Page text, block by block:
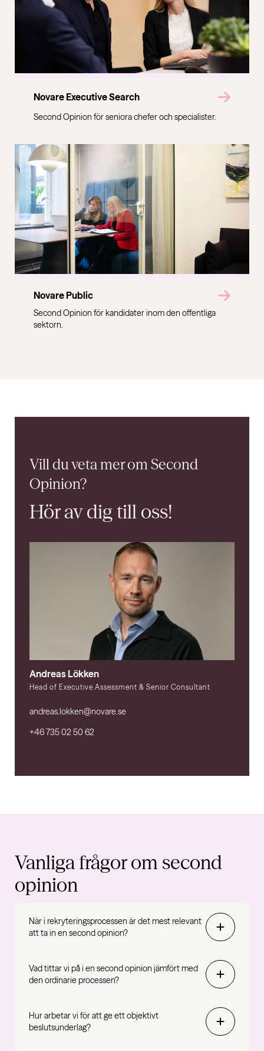
Novare Executive Search
Second Opinion för seniora chefer och specialister.
Novare Public
Second Opinion för kandidater inom den offentliga
sektorn.
Vill du veta mer om Second
Opinion?
Hör av dig till oss!
Andreas Lökken
Head of Executive Assessment & Senior Consultant
andreas.lokken@novare.se
+46 735 02 50 62
Vanliga frågor om second
opinion
När i rekryteringsprocessen är det mest relevant
att ta in en second opinion?
Vad tittar vi på i en second opinion jämfört med
den ordinarie processen?
Hur arbetar vi för att ge ett objektivt
beslutsunderlag?